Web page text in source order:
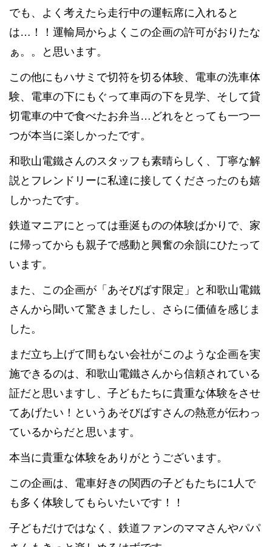
でも、よく考えたら走行中の運転席に入れると
は…！！運輸局からよくこの企画の許可がおりたな
ぁ。。と思います。
この他にもハサミで切符を切る体験、電車の洗車体
験、電車の下にもぐって車両の下を見学、そして貸
切電車の中で食べたお弁当…どれをとっても一つ一
つが本当に楽しかったです。
和歌山電鐵さんのスタッフも素晴らしく、丁寧な解
説とフレンドリーに私達に接してくださったのも嬉
しかったです。
鉄道マニアにとっては垂涎ものの体験ばかりで、家
に帰ってからも親子で感動と興奮の余韻にひたって
います。
また、この企画が「あそびばす限定」と和歌山電鐵
さんから聞いて驚きましたし、さらに価値を感じま
した。
まだ立ち上げて間もない会社がこのような企画を実
施できるのは、和歌山電鐵さんから信頼されている
証だと思いますし、子どもたちに貴重な体験をさせ
てあげたい！というあそびばすさんの熱意が伝わっ
ているからだと思います。
本当に貴重な体験をありがとうございます。
この企画は、電車好きの関西の子どもたちに1人で
も多く体験してもらいたいです！！
子どもだけではなく、鉄道ファンのママさんやパパ